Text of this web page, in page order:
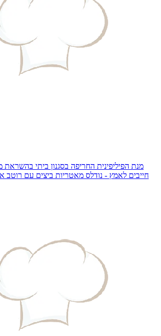
מנת הפיליפינית החריפה בסגנון ביתי
חייבים לאמץ - נודלס מאטריות ביצים עם